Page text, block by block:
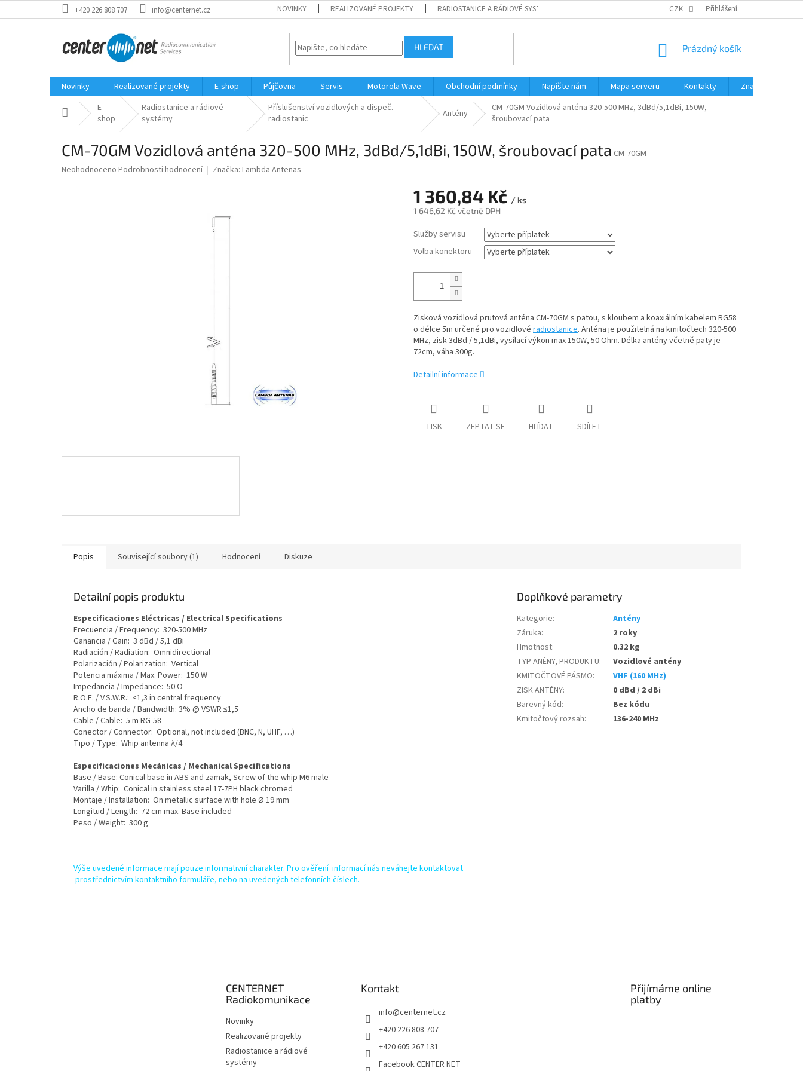
na
+420 226 808 707 info@centernet.cz NOVINKY REALIZOVANÉ PROJEKTY RADIOSTANICE A RÁDIOVÉ SYSTÉMY PŘÍSLUŠENSTVÍ RUČNÍ RADIOSTANICE PŮJČOVNA
CZK Přihlášení
HLEDAT
NÁKUPNÍ
Prázdný košík
Novinky Realizované projekty E-shop Půjčovna Servis Motorola Wave Obchodní podmínky Napište nám Mapa serveru Kontakty Značky
Domů E-
shop
Radiostanice a rádiové
systémy
Příslušenství vozidlových a dispeč.
radiostanic
Antény
CM-70GM Vozidlová anténa 320-500 MHz, 3dBd/5,1dBi, 150W,
šroubovací pata
CM-70GM Vozidlová anténa 320-500 MHz, 3dBd/5,1dBi, 150W, šroubovací pata CM-70GM
Průměrné
Neohodnoceno Podrobnosti hodnocení Značka: Lambda Antenas
1 360,84 Kč / ks
1 646,62 Kčvčetně DPH
Měrná
cena:
Služby servisu
Volba konektoru
Zisková vozidlová prutová anténa CM-70GM s patou, s kloubem a koaxiálním kabelem RG58
o délce 5m určené pro vozidlové radiostanice. Anténa je použitelná na kmitočtech 320-500
MHz, zisk 3dBd / 5,1dBi, vysílací výkon max 150W, 50 Ohm. Délka antény včetně paty je
72cm, váha 300g.
Detailní informace
TISK ZEPTAT SE HLÍDAT SDÍLET
Popis Související soubory (1) Hodnocení Diskuze
Detailní popis produktu
Especificaciones Eléctricas / Electrical Specifications
Frecuencia / Frequency: 320-500 MHz
Ganancia / Gain: 3 dBd / 5,1 dBi
Radiación / Radiation: Omnidirectional
Polarización / Polarization: Vertical
Potencia máxima / Max. Power: 150 W
Impedancia / Impedance: 50 Ω
R.O.E. / V.S.W.R.: ≤1,3 in central frequency
Ancho de banda / Bandwidth: 3% @ VSWR ≤1,5
Cable / Cable: 5 m RG-58
Conector / Connector: Optional, not included (BNC, N, UHF, …)
Tipo / Type: Whip antenna λ/4
Especificaciones Mecánicas / Mechanical Specifications
Base / Base: Conical base in ABS and zamak, Screw of the whip M6 male
Varilla / Whip: Conical in stainless steel 17-7PH black chromed
Montaje / Installation: On metallic surface with hole Ø 19 mm
Longitud / Length: 72 cm max. Base included
Peso / Weight: 300 g
Výše uvedené informace mají pouze informativní charakter. Pro ověření informací nás neváhejte kontaktovat
prostřednictvím kontaktního formuláře, nebo na uvedených telefonních číslech.
Doplňkové parametry
Kategorie:
Antény
Záruka:
2 roky
Hmotnost:
0.32 kg
TYP ANÉNY, PRODUKTU:
Vozidlové antény
KMITOČTOVÉ PÁSMO:
VHF (160 MHz)
ZISK ANTÉNY:
0 dBd / 2 dBi
Barevný kód:
Bez kódu
Kmitočtový rozsah: 136-240 MHz
CENTERNET
Radiokomunikace
Novinky
Realizované projekty
Radiostanice a rádiové
systémy
Kontakt
info@centernet.cz
+420 226 808 707
+420 605 267 131
Facebook CENTER NET
Přijímáme online
platby